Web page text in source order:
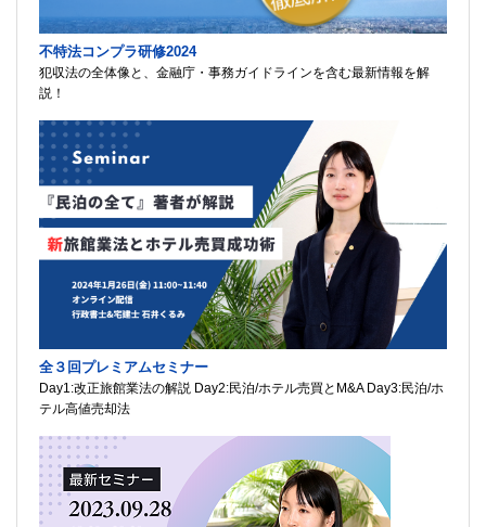
不特法コンプラ研修2024
犯収法の全体像と、金融庁・事務ガイドラインを含む最新情報を解
説！
全３回プレミアムセミナー
Day1:改正旅館業法の解説 Day2:民泊/ホテル売買とM&A Day3:民泊/ホ
テル高値売却法